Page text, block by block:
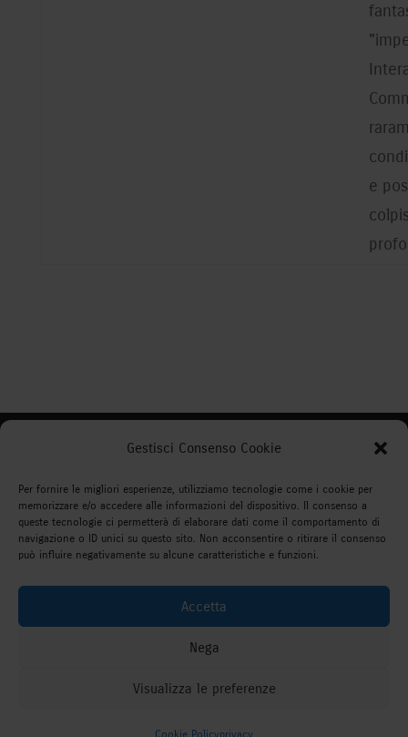
Gestisci Consenso Cookie
Per fornire le migliori esperienze, utilizziamo tecnologie come i cookie per
memorizzare e/o accedere alle informazioni del dispositivo. Il consenso a
queste tecnologie ci permetterà di elaborare dati come il comportamento di
navigazione o ID unici su questo sito. Non acconsentire o ritirare il consenso
può influire negativamente su alcune caratteristiche e funzioni.
Accetta
Nega
Visualizza le preferenze
Cookie Policyprivacy
e
WEB
Via Montorsoli 3F/3 Genova tel 340 1051954
Mail info@webdo.info